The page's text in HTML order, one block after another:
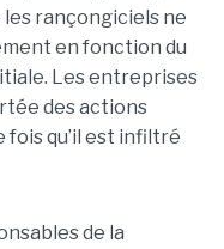
rançongiciels ne
en fonction du
Les entreprises
des actions
fois qu’il est infiltré
de la